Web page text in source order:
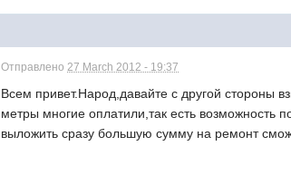
Отправлено27 March 2012 - 19:37
Всем привет.Народ,давайте с другой стороны
метры многие оплатили,так есть возможность
выложить сразу большую сумму на ремонт